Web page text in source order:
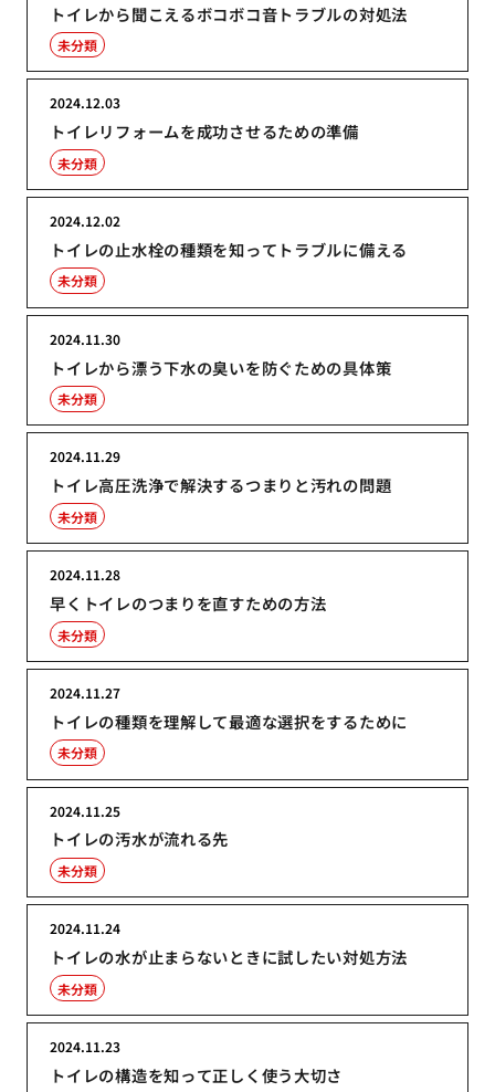
トイレから聞こえるボコボコ音トラブルの対処法
未分類
トイレリフォームを成功させるための準備
2024.12.03
未分類
トイレの止水栓の種類を知ってトラブルに備える
2024.12.02
未分類
トイレから漂う下水の臭いを防ぐための具体策
2024.11.30
未分類
トイレ高圧洗浄で解決するつまりと汚れの問題
2024.11.29
未分類
早くトイレのつまりを直すための方法
2024.11.28
未分類
トイレの種類を理解して最適な選択をするために
2024.11.27
未分類
トイレの汚水が流れる先
2024.11.25
未分類
トイレの水が止まらないときに試したい対処方法
2024.11.24
未分類
トイレの構造を知って正しく使う大切さ
2024.11.23